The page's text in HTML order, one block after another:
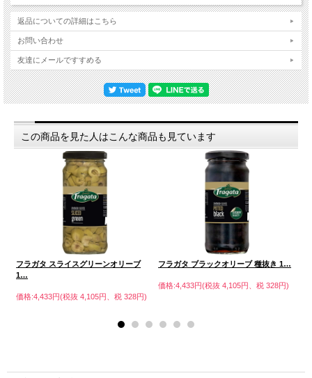
返品についての詳細はこちら
お問い合わせ
友達にメールですすめる
この商品を見た人はこんな商品も見ています
フラガタ スライスグリーンオリーブ
1…
価格:4,433円(税抜 4,105円、税 328円)
フラガタ ブラックオリーブ 種抜き 1…
価格:4,433円(税抜 4,105円、税 328円)